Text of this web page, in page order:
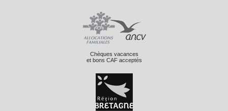
Chèques vacances
et bons CAF acceptés